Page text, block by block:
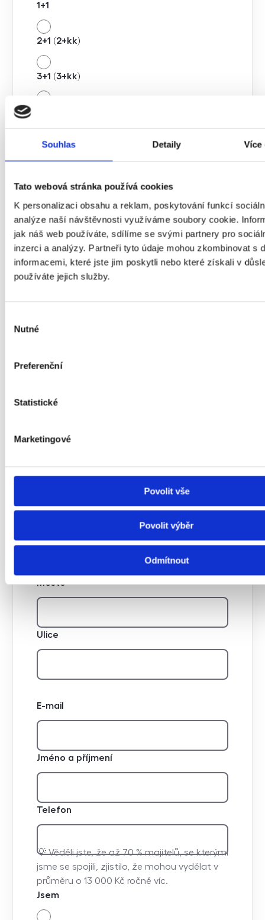
Souhlas Detaily Více
Tato webová stránka používá cookies
K personalizaci obsahu a reklam, poskytování funkcí
analýze naší návštěvnosti využíváme soubory cookie.
jak náš web používáte, sdílíme se svými partnery pro
inzerci a analýzy. Partneři tyto údaje mohou zkombinovat s
informacemi, které jste jim poskytli nebo které získali v
používáte jejich služby.
souhlasu
Nutné
Preferenční
Statistické
Marketingové
Povolit vše
Povolit výběr
Odmítnout
1+1
2+1 (2+kk)
3+1 (3+kk)
jiné
Stav
Luxusní
Po kompletní rekonstrukci
Průměrný
Před rekonstrukcí
Neobyvatelný
Město
Ulice
E-mail
Jméno a příjmení
Telefon
💡 Věděli jste, že až 70 % majitelů, se kterými
jsme se spojili, zjistilo, že mohou vydělat v
průměru o 13 000 Kč ročně víc.
Jsem